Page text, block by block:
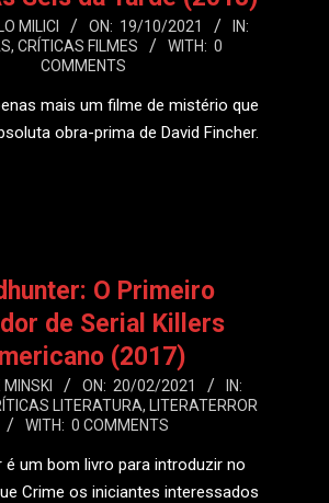
MILICI ON: 19/10/2021
IN:
, CRÍTICAS FILMES WITH: 0
COMMENTS
mais um filme de mistério que
obra-prima de David Fincher.
O Primeiro
de Serial Killers
(2017)
MINSKI ON: 20/02/2021
IN:
LITERATURA,
LITERATERROR
WITH: 0 COMMENTS
é um bom livro para introduzir no
Crime os iniciantes interessados